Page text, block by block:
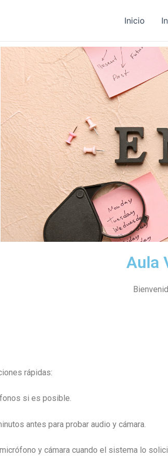
Inicio
Aula
rápidas:
si es posible.
antes para probar audio y cámara.
y cámara cuando el sistema lo